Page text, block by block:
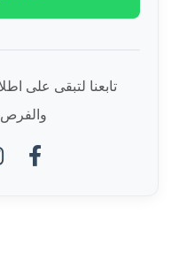
تابعنا لتبقى على
والفرص